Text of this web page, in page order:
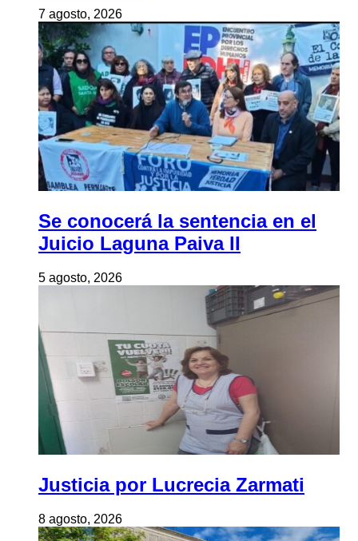
7 agosto, 2026
Se conocerá la sentencia en el
Juicio Laguna Paiva II
5 agosto, 2026
Justicia por Lucrecia Zarmati
8 agosto, 2026